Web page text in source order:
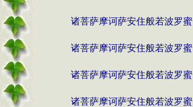
诸菩萨摩诃萨安住般若波罗
诸菩萨摩诃萨安住般若波罗
诸菩萨摩诃萨安住般若波罗
诸菩萨摩诃萨安住般若波罗